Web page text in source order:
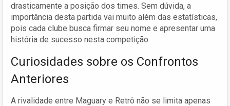
drasticamente a posição dos times. Sem dúvida, a
importância desta partida vai muito além das estatísticas,
pois cada clube busca firmar seu nome e apresentar uma
história de sucesso nesta competição.
Curiosidades sobre os Confrontos
Anteriores
A rivalidade entre Maguary e Retrô não se limita apenas